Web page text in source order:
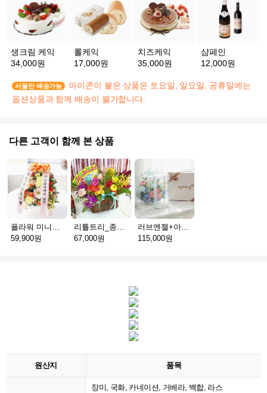
생크림 케익
34,000원
롤케익
17,000원
치즈케익
35,000원
샴페인
12,000원
서울만 배송가능
아이콘이 붙은 상품은 토요일, 일요일, 공휴일에는
옵션상품과 함께 배송이 불가합니다.
다른 고객이 함께 본 상품
59,900원
67,000원
러브엔젤+아가방딸랑이(서울)
115,000원
원산지 품목
장미, 국화, 카네이션, 거베라, 백합, 라스